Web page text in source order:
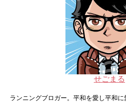
せごまる
ランニングブロガー。平和を愛し平和